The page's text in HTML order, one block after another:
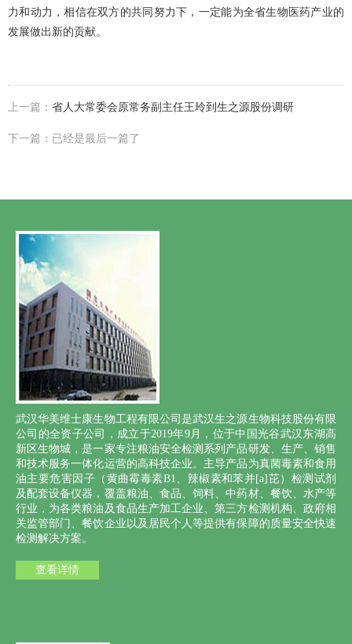
力和动力，相信在双方的共同努力下，一定能为全省生物医药产业的
发展做出新的贡献。
上一篇： 省人大常委会原常务副主任王玲到生之源股份调研
下一篇：已经是最后一篇了
武汉华美维士康生物工程有限公司是武汉生之源生物科技股份有限
公司的全资子公司，成立于2019年9月，位于中国光谷武汉东湖高
新区生物城，是一家专注粮油安全检测系列产品研发、生产、销售
和技术服务一体化运营的高科技企业。主导产品为真菌毒素和食用
油主要危害因子（黄曲霉毒素B1、辣椒素和苯并[a]芘）检测试剂
及配套设备仪器，覆盖粮油、食品、饲料、中药材、餐饮、水产等
行业，为各类粮油及食品生产加工企业、第三方检测机构、政府相
关监管部门、餐饮企业以及居民个人等提供有保障的质量安全快速
检测解决方案。
查看详情